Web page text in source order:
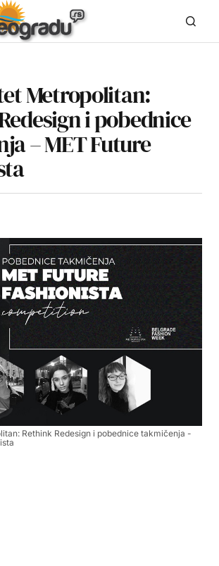
Metropolitan:
i pobednice
– MET Future
Rethink Redesign i pobednice takmičenja -